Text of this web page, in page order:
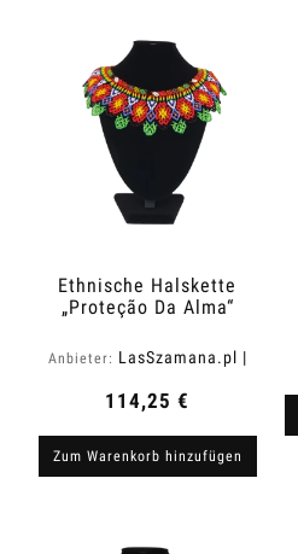
Ethnische Halskette
„Proteção Da Alma“
Anbieter: LasSzamana.pl |
114,25 €
Zum Warenkorb hinzufügen